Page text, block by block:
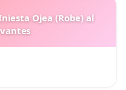
Ojea (Robe) al